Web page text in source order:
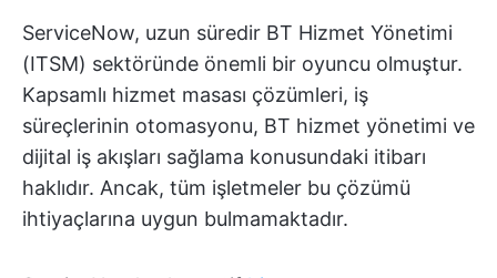
ServiceNow, uzun süredir BT Hizmet Yönetimi
(ITSM) sektöründe önemli bir oyuncu olmuştur.
Kapsamlı hizmet masası çözümleri, iş
süreçlerinin otomasyonu, BT hizmet yönetimi ve
dijital iş akışları sağlama konusundaki itibarı
haklıdır. Ancak, tüm işletmeler bu çözümü
ihtiyaçlarına uygun bulmamaktadır.